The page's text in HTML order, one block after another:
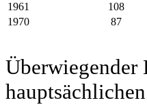
1961
108
1970
87
Überwiegender